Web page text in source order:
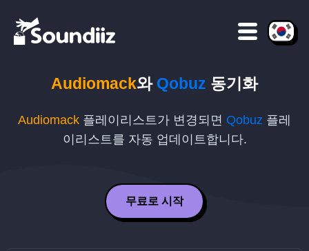
Audiomack와 Qobuz 동기화
Audiomack 플레이리스트가 변경되면 Qobuz 플레
이리스트를 자동 업데이트합니다.
무료로 시작